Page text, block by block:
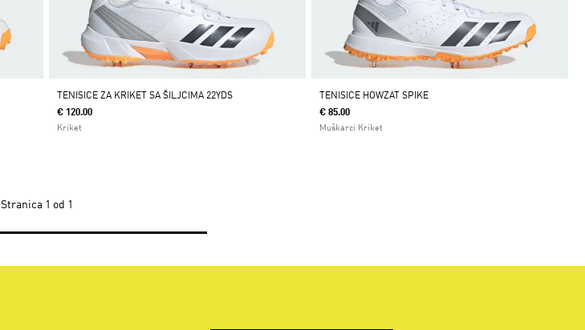
TENISICE ZA KRIKET SA ŠILJCIMA 22YDS
€ 120.00
Kriket
TENISICE HOWZAT SPIKE
€ 85.00
Muškarci Kriket
Stranica 1 od 1